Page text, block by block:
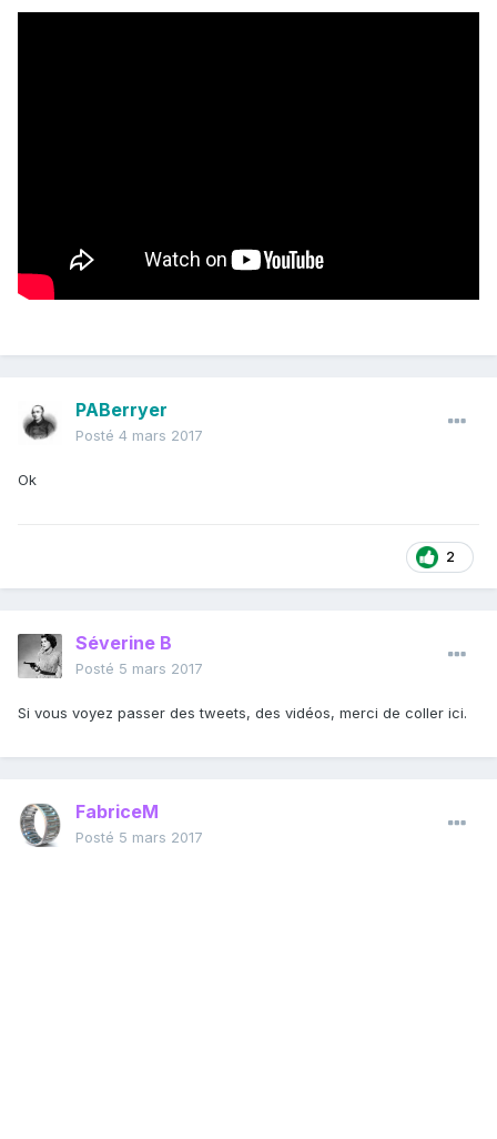
PABerryer
Posté 4 mars 2017
Ok
2
Séverine B
Posté 5 mars 2017
Si vous voyez passer des tweets, des vidéos, merci de coller ici.
FabriceM
Posté 5 mars 2017